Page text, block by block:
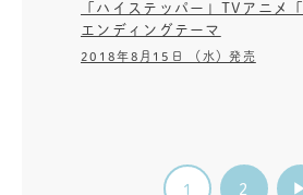
「ハイステッパー」TVアニメ
エンディングテーマ
2018年8月15日 （水）発売
1 2